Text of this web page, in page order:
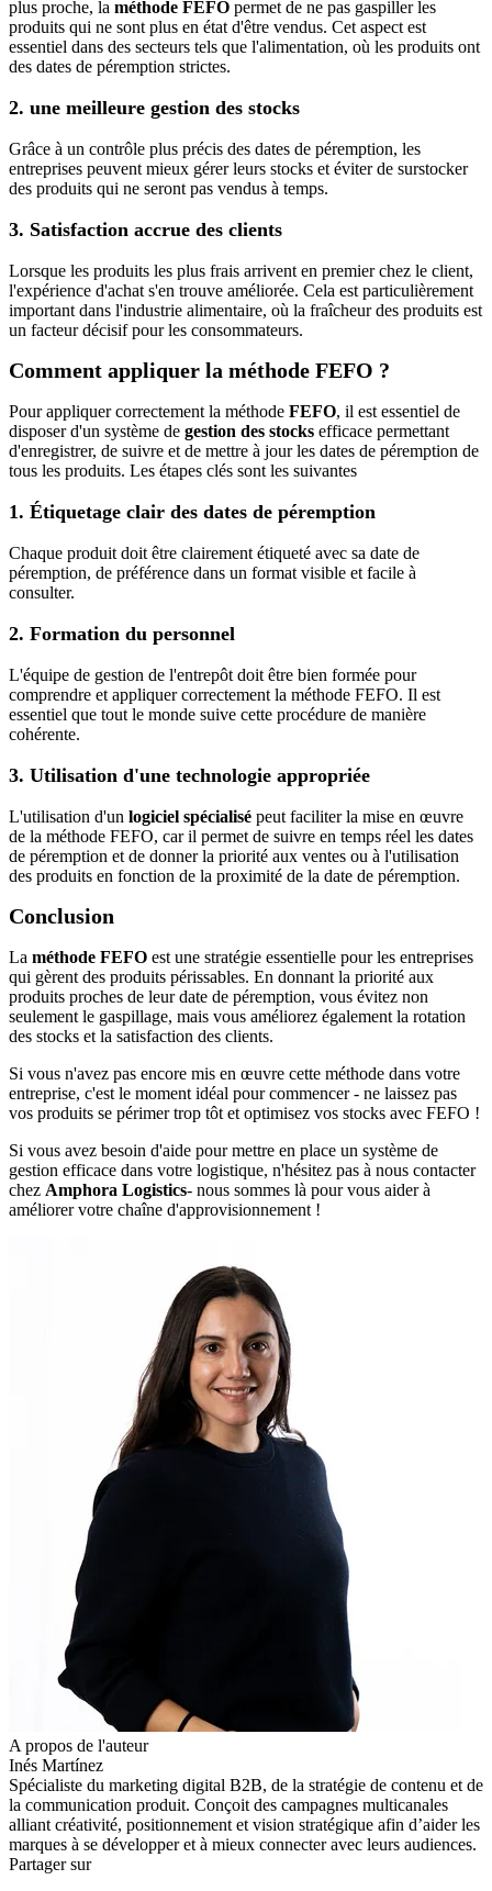
plus proche, la méthode FEFO permet de ne pas gaspiller les
produits qui ne sont plus en état d'être vendus. Cet aspect est
essentiel dans des secteurs tels que l'alimentation, où les produits ont
des dates de péremption strictes.
2. une meilleure gestion des stocks
Grâce à un contrôle plus précis des dates de péremption, les
entreprises peuvent mieux gérer leurs stocks et éviter de surstocker
des produits qui ne seront pas vendus à temps.
3. Satisfaction accrue des clients
Lorsque les produits les plus frais arrivent en premier chez le client,
l'expérience d'achat s'en trouve améliorée. Cela est particulièrement
important dans l'industrie alimentaire, où la fraîcheur des produits est
un facteur décisif pour les consommateurs.
Comment appliquer la méthode FEFO ?
Pour appliquer correctement la méthode FEFO, il est essentiel de
disposer d'un système de gestion des stocks efficace permettant
d'enregistrer, de suivre et de mettre à jour les dates de péremption de
tous les produits. Les étapes clés sont les suivantes
1. Étiquetage clair des dates de péremption
Chaque produit doit être clairement étiqueté avec sa date de
péremption, de préférence dans un format visible et facile à
consulter.
2. Formation du personnel
L'équipe de gestion de l'entrepôt doit être bien formée pour
comprendre et appliquer correctement la méthode FEFO. Il est
essentiel que tout le monde suive cette procédure de manière
cohérente.
3. Utilisation d'une technologie appropriée
L'utilisation d'un logiciel spécialisé peut faciliter la mise en œuvre
de la méthode FEFO, car il permet de suivre en temps réel les dates
de péremption et de donner la priorité aux ventes ou à l'utilisation
des produits en fonction de la proximité de la date de péremption.
Conclusion
La méthode FEFO est une stratégie essentielle pour les entreprises
qui gèrent des produits périssables. En donnant la priorité aux
produits proches de leur date de péremption, vous évitez non
seulement le gaspillage, mais vous améliorez également la rotation
des stocks et la satisfaction des clients.
Si vous n'avez pas encore mis en œuvre cette méthode dans votre
entreprise, c'est le moment idéal pour commencer - ne laissez pas
vos produits se périmer trop tôt et optimisez vos stocks avec FEFO !
Si vous avez besoin d'aide pour mettre en place un système de
gestion efficace dans votre logistique, n'hésitez pas à nous contacter
chez Amphora Logistics- nous sommes là pour vous aider à
améliorer votre chaîne d'approvisionnement !
A propos de l'auteur
Inés Martínez
Spécialiste du marketing digital B2B, de la stratégie de contenu et de
la communication produit. Conçoit des campagnes multicanales
alliant créativité, positionnement et vision stratégique afin d’aider les
marques à se développer et à mieux connecter avec leurs audiences.
Partager sur